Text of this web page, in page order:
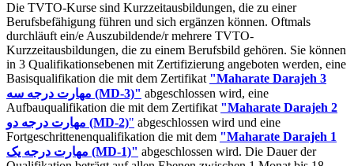
Die TVTO-Kurse sind Kurzzeitausbildungen, die zu einer
Berufsbefähigung führen und sich ergänzen können. Oftmals
durchläuft ein/e Auszubildende/r mehrere TVTO-
Kurzzeitausbildungen, die zu einem Berufsbild gehören. Sie können
in 3 Qualifikationsebenen mit Zertifizierung angeboten werden, eine
Basisqualifikation die mit dem Zertifikat "Maharate Darajeh 3
مهارت درجه سه (MD-3)" abgeschlossen wird, eine
Aufbauqualifikation die mit dem Zertifikat "Maharate Darajeh 2
مهارت درجه دو (MD-2)" abgeschlossen wird und eine
Fortgeschrittenenqualifikation die mit dem "Maharate Darajeh 1
مهارت درجه یک (MD-1)" abgeschlossen wird. Die Dauer der